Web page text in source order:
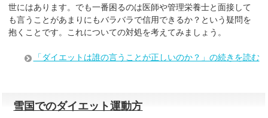
世にはあります。でも一番困るのは医師や管理栄養士と面接して
も言うことがあまりにもバラバラで信用できるか？という疑問を
抱くことです。これについての対処を考えてみましょう。
「ダイエットは誰の言うことが正しいのか？」の続きを読む
雪国でのダイエット運動方